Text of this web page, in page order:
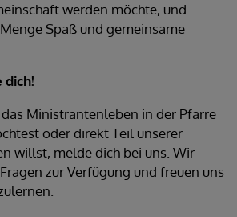
werden möchte, und
Spaß und gemeinsame
dich!
Ministrantenleben in der Pfarre
oder direkt Teil unserer
willst, melde dich bei uns. Wir
zur Verfügung und freuen uns